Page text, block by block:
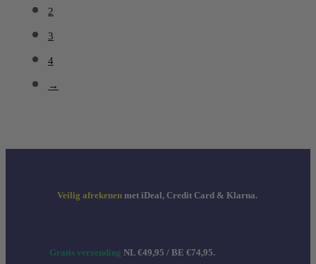
2
3
4
→
Veilig afrekenen met iDeal, Credit Card & Klarna.
Gratis verzending NL €49,95 / BE €74,95.